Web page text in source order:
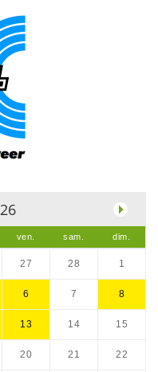
ven. sam. dim.
27 28 1
6 7 8
13 14 15
20 21 22